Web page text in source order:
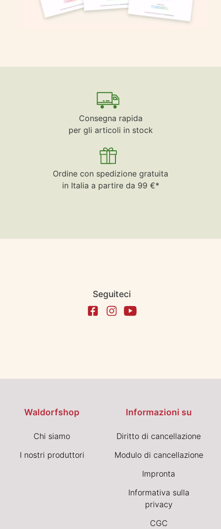
Consegna rapida
per gli articoli in stock
Ordine con spedizione gratuita
in Italia a partire da 99 €*
Seguiteci
Waldorfshop
Chi siamo
I nostri produttori
Informazioni su
Diritto di cancellazione
Modulo di cancellazione
Impronta
Informativa sulla
privacy
CGC